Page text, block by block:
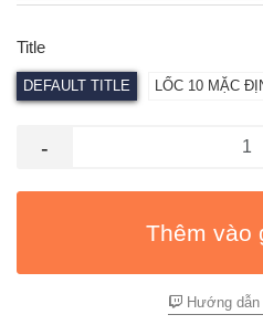
Title
DEFAULT TITLE LỐC 10 MẶC
-
Thêm vào
Hướng